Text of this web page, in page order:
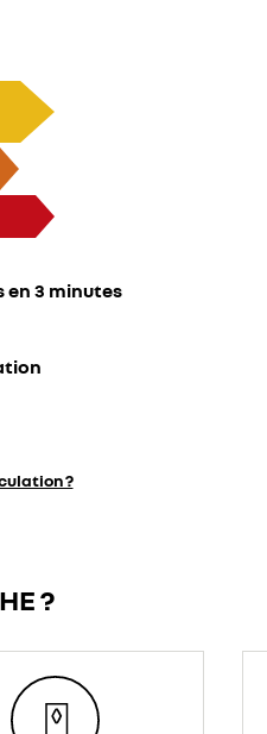
3 minutes
?
?